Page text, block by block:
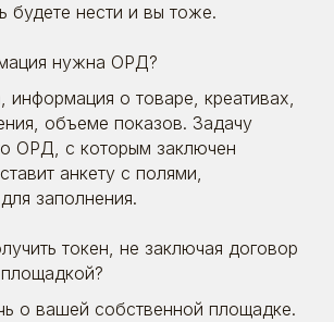
будете нести и вы тоже.
нужна ОРД?
о товаре, креативах,
объеме показов. Задачу
ОРД, с которым заключен
анкету с полями,
заполнения.
токен, не заключая договор
о вашей собственной площадке.